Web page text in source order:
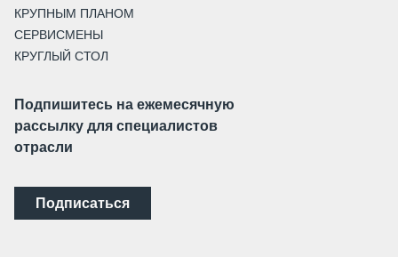
КРУПНЫМ ПЛАНОМ
СЕРВИСМЕНЫ
КРУГЛЫЙ СТОЛ
Подпишитесь на ежемесячную
рассылку для специалистов
отрасли
Подписаться